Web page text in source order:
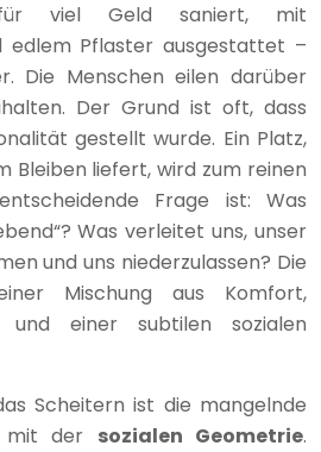
viel Geld saniert, mit
edlem Pflaster ausgestattet –
Die Menschen eilen darüber
Der Grund ist oft, dass
gestellt wurde. Ein Platz,
Bleiben liefert, wird zum reinen
Frage ist: Was
Was verleitet uns, unser
und uns niederzulassen? Die
Mischung aus Komfort,
und einer subtilen sozialen
Scheitern ist die mangelnde
mit der sozialen Geometrie.